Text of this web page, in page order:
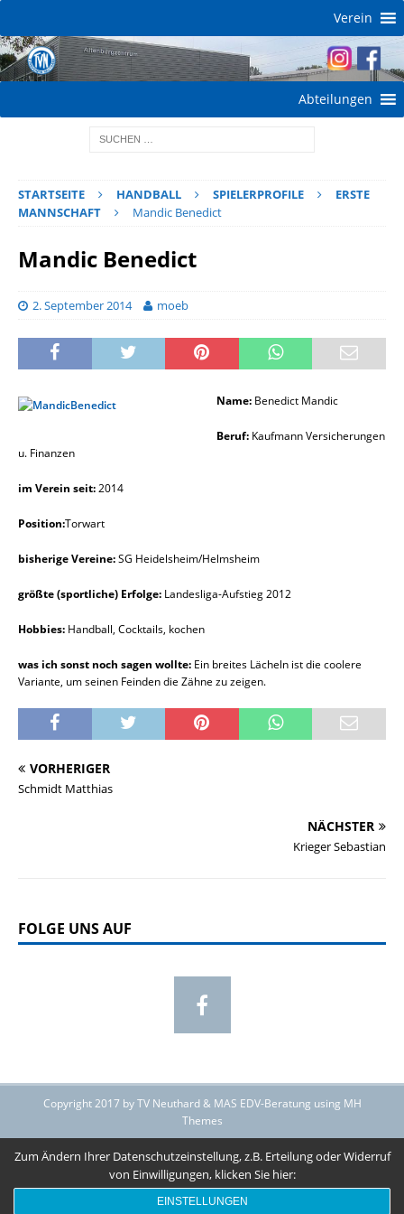
Verein
Abteilungen
STARTSEITE HANDBALL SPIELERPROFILE
ERSTE
MANNSCHAFT
Mandic Benedict
Mandic Benedict
2. September 2014 moeb
Name: Benedict Mandic
Beruf: Kaufmann Versicherungen
u. Finanzen
im Verein seit:2014
Position:Torwart
bisherige Vereine:SG Heidelsheim/Helmsheim
größte (sportliche) Erfolge: Landesliga-Aufstieg 2012
Hobbies: Handball, Cocktails, kochen
was ich sonst noch sagen wollte: Ein breites Lächeln ist die coolere
Variante, um seinen Feinden die Zähne zu zeigen.
VORHERIGER
Schmidt Matthias
NÄCHSTER
Krieger Sebastian
FOLGE UNS AUF
Copyright 2017 by TV Neuthard & MAS EDV-Beratung using MH
Themes
Zum Ändern Ihrer Datenschutzeinstellung, z.B. Erteilung oder Widerruf
von Einwilligungen, klicken Sie hier:
EINSTELLUNGEN